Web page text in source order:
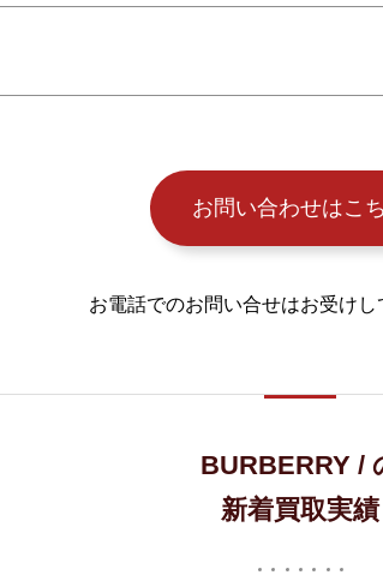
お問い合わせはこ
お電話でのお問い合せはお受けし
BURBERRY /
新着買取実績